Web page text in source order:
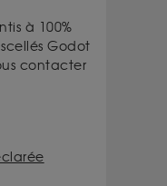
à 100%
Godot
contacter